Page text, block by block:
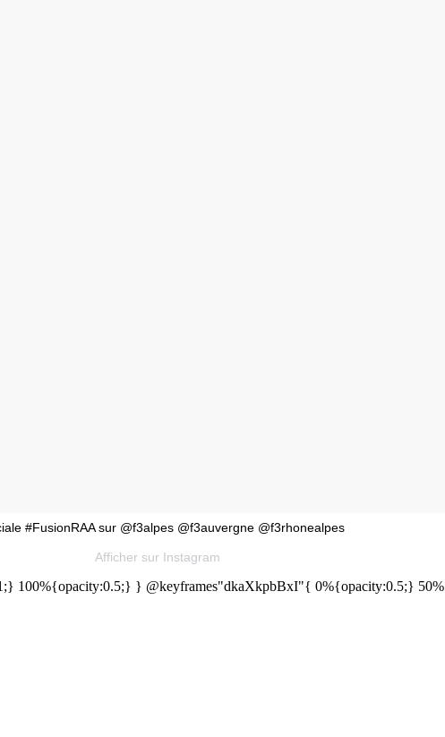
#FusionRAA sur @f3alpes @f3auvergne @f3rhonealpes
Afficher sur Instagram
100%{opacity:0.5;} } @keyframes"dkaXkpbBxI"{ 0%{opacity:0.5;}